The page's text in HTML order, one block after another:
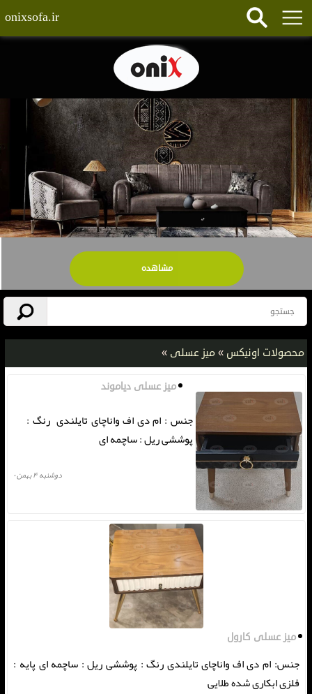
onixsofa.ir
مشاهده
محصولات اونیکس»میز عسلی»
میز عسلی دیاموند
جنس : ام دی اف واناچای تایلندی رنگ :
پوششی ریل : ساچمه ای
دوشنبه ۴ بهمن ۰
میز عسلی کارول
جنس: ام دی اف واناچای تایلندی رنگ : پوششی ریل : ساچمه ای پایه :
فلزی ابکاری شده طلایی